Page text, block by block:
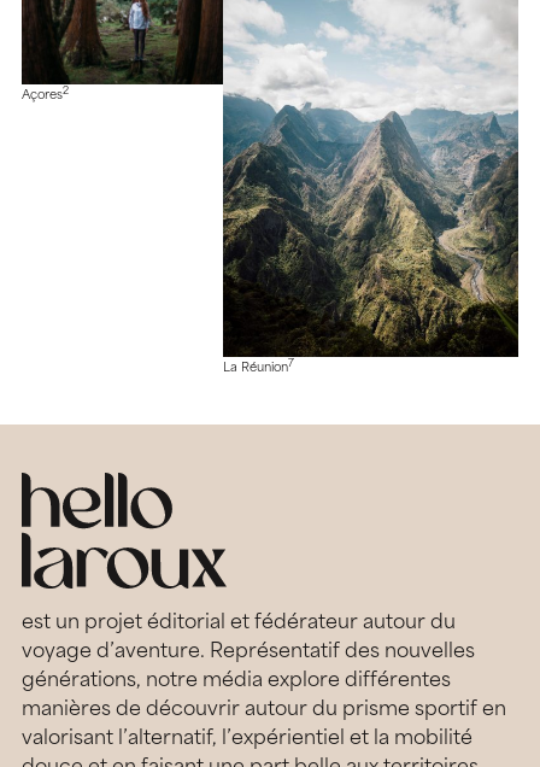
Açores2
La Réunion7
est un projet éditorial et fédérateur autour du
voyage d’aventure. Représentatif des nouvelles
générations, notre média explore différentes
manières de découvrir autour du prisme sportif en
valorisant l’alternatif, l’expérientiel et la mobilité